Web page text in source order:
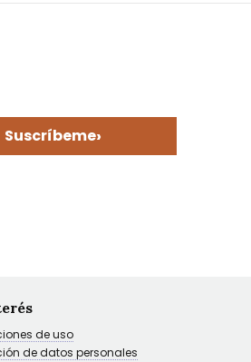
Suscríbeme›
de uso
de datos personales